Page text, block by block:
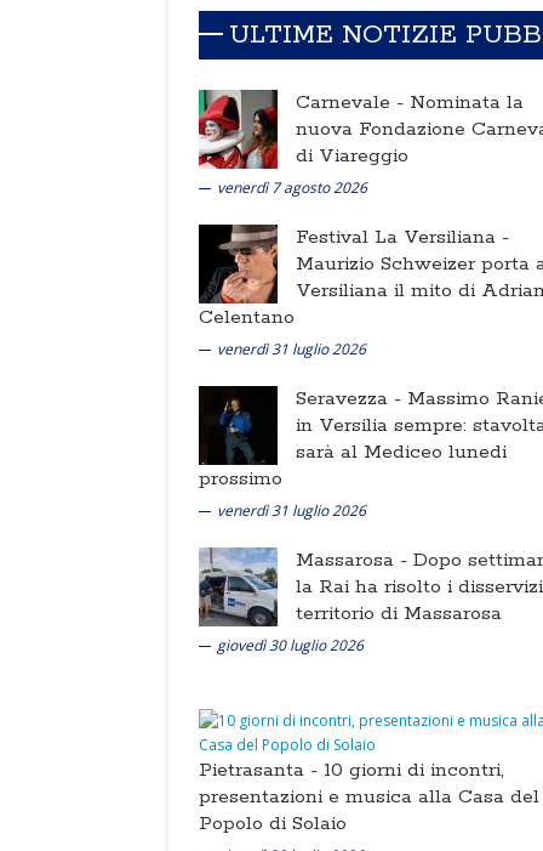
ULTIME NOTIZIE
Carnevale - Nominata la
nuova Fondazione
di Viareggio
venerdì 7 agosto 2026
Festival La Versiliana -
Maurizio Schweizer porta
Versiliana il mito di
Celentano
venerdì 31 luglio 2026
Seravezza - Massimo
in Versilia sempre:
sarà al Mediceo lunedi
prossimo
venerdì 31 luglio 2026
Massarosa - Dopo
la Rai ha risolto i
territorio di Massarosa
giovedì 30 luglio 2026
Pietrasanta - 10 giorni di incontri,
presentazioni e musica alla Casa del
Popolo di Solaio